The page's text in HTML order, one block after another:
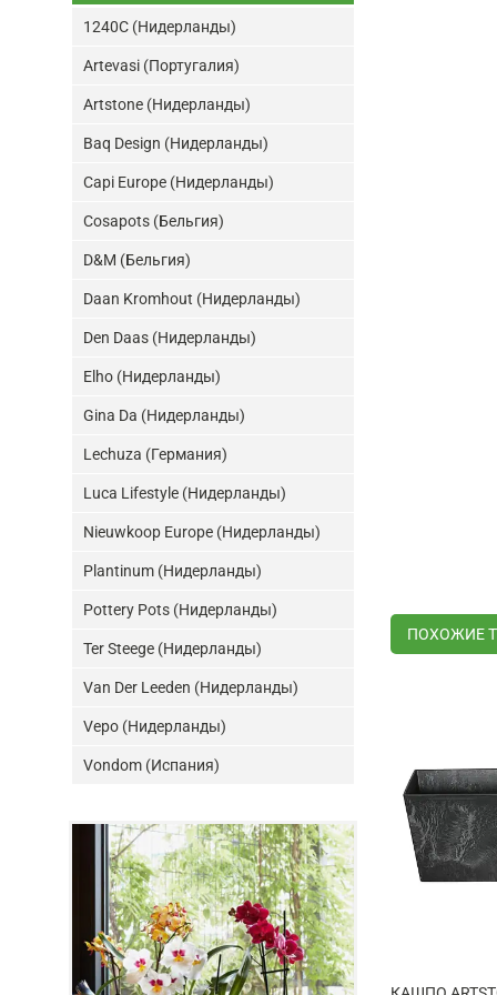
ПОХОЖИЕ
1240C (Нидерланды)
Artevasi (Португалия)
Artstone (Нидерланды)
Baq Design (Нидерланды)
Capi Europe (Нидерланды)
Cosapots (Бельгия)
D&M (Бельгия)
Daan Kromhout (Нидерланды)
Den Daas (Нидерланды)
Elho (Нидерланды)
Gina Da (Нидерланды)
Lechuza (Германия)
Luca Lifestyle (Нидерланды)
Nieuwkoop Europe (Нидерланды)
Plantinum (Нидерланды)
Pottery Pots (Нидерланды)
Ter Steege (Нидерланды)
Van Der Leeden (Нидерланды)
Vepo (Нидерланды)
Vondom (Испания)